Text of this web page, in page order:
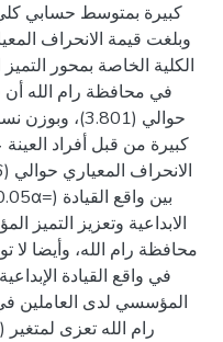
الكلية الخاصة بمحور
في محافظة رام الله أن
كبيرة من قبل أفراد
الابداعية وتعزيز التميز
محافظة رام الله، وأيضا لا
المؤسسي لدى العاملين
رام الله تعزى